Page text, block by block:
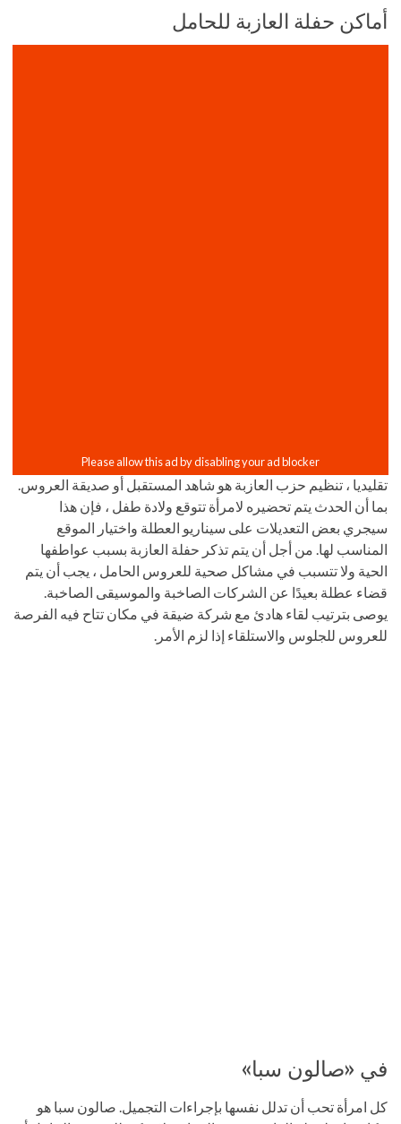
أماكن حفلة العازبة للحامل
تقليديا ، تنظيم حزب العازبة هو شاهد المستقبل أو صديقة العروس.
بما أن الحدث يتم تحضيره لامرأة تتوقع ولادة طفل ، فإن هذا
سيجري بعض التعديلات على سيناريو العطلة واختيار الموقع
المناسب لها. من أجل أن يتم تذكر حفلة العازبة بسبب عواطفها
الحية ولا تتسبب في مشاكل صحية للعروس الحامل ، يجب أن يتم
قضاء عطلة بعيدًا عن الشركات الصاخبة والموسيقى الصاخبة.
يوصى بترتيب لقاء هادئ مع شركة ضيقة في مكان تتاح فيه الفرصة
للعروس للجلوس والاستلقاء إذا لزم الأمر.
في «صالون سبا»
كل امرأة تحب أن تدلل نفسها بإجراءات التجميل. صالون سبا هو